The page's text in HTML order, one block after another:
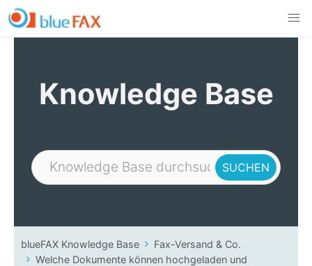
Skip
to
content
Knowledge Base
blueFAX Knowledge Base
Fax-Versand & Co.
Welche Dokumente können hochgeladen und